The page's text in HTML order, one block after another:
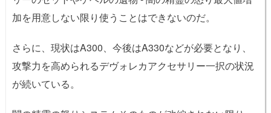
加を用意しない限り使うことはできないのだ。
さらに、現状はA300、今後はA330などが必要となり、
攻撃力を高められるデヴォレカアクセサリー一択の状況
が続いている。